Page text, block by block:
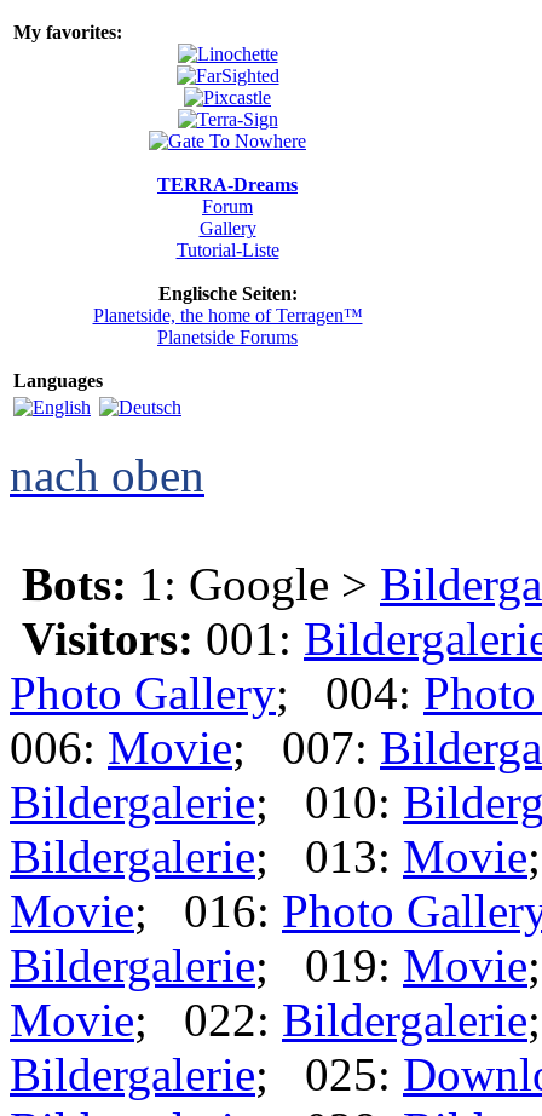
My favorites:
TERRA-Dreams
Forum
Gallery
Tutorial-Liste
Englische Seiten:
Planetside, the home of Terragen™
Planetside Forums
Languages
nach oben
Bots: 1: Google >
Visitors: 001:
Photo Gallery; 004:
006: Movie; 007:
Bildergalerie; 010:
Bildergalerie; 013: Movie
Movie; 016: Photo
Bildergalerie; 019: Movie
Movie; 022: Bildergalerie
Bildergalerie; 025: